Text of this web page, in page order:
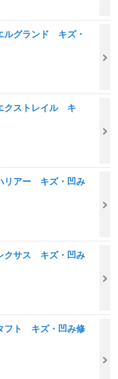
グランド キズ・
ストレイル キ
アー キズ・凹み
サス キズ・凹み
ト キズ・凹み修